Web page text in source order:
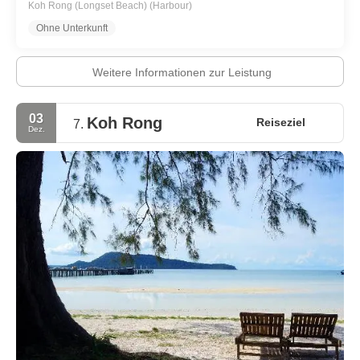
Koh Rong (Longset Beach) (Harbour)
Ohne Unterkunft
Weitere Informationen zur Leistung
03
Dez. 7. Koh Rong Reiseziel